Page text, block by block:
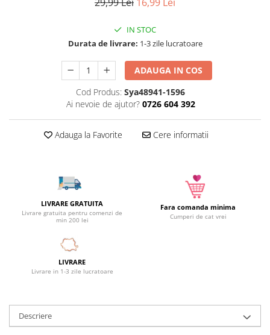
Covorase si paturi
Jucarii animale
Accesorii animale
Camera copilului
Siguranta si protectie
Paturici si perne
Cutii depozitare
Ingrijire personala
Bureti de baie
Accesorii masaj
Organizare cosmetice si bijuterii
Ingrijire corporala
Gradina
Promotii
IN STOC
Durata de livrare: 1-3 zile lucratoare
ADAUGA IN COS
Cod Produs: Sya48941-1596
Ai nevoie de ajutor? 0726 604 392
Adauga la Favorite Cere informatii
LIVRARE GRATUITA
Livrare gratuita pentru comenzi de
min 200 lei
Fara comanda minima
Cumperi de cat vrei
LIVRARE
Livrare in 1-3 zile lucratoare
Descriere